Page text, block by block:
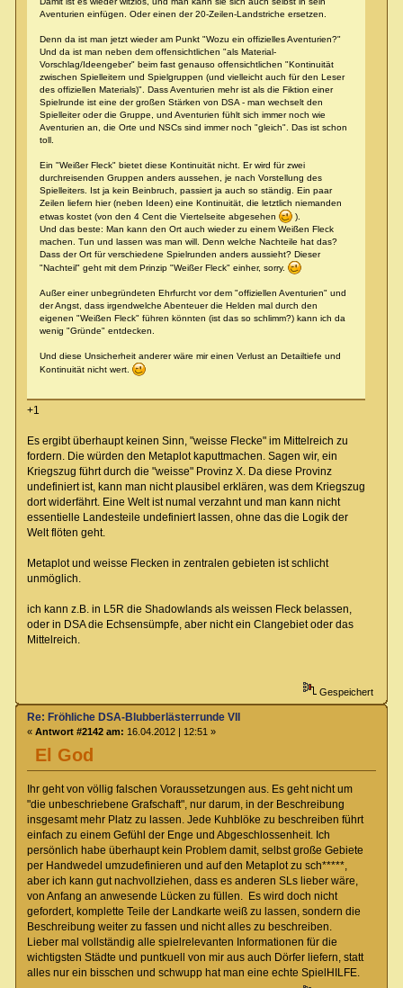
Aventurien einfügen. Oder einen der 20-Zeilen-Landstriche ersetzen.
Denn da ist man jetzt wieder am Punkt "Wozu ein offizielles Aventurien?"
Und da ist man neben dem offensichtlichen "als Material-
Vorschlag/Ideengeber" beim fast genauso offensichtlichen "Kontinuität
zwischen Spielleitern und Spielgruppen (und vielleicht auch für den Leser
des offiziellen Materials)". Dass Aventurien mehr ist als die Fiktion einer
Spielrunde ist eine der großen Stärken von DSA - man wechselt den
Spielleiter oder die Gruppe, und Aventurien fühlt sich immer noch wie
Aventurien an, die Orte und NSCs sind immer noch "gleich". Das ist schon
toll.
Ein "Weißer Fleck" bietet diese Kontinuität nicht. Er wird für zwei
durchreisenden Gruppen anders aussehen, je nach Vorstellung des
Spielleiters. Ist ja kein Beinbruch, passiert ja auch so ständig. Ein paar
Zeilen liefern hier (neben Ideen) eine Kontinuität, die letztlich niemanden
etwas kostet (von den 4 Cent die Viertelseite abgesehen
).
Und das beste: Man kann den Ort auch wieder zu einem Weißen Fleck
machen. Tun und lassen was man will. Denn welche Nachteile hat das?
Dass der Ort für verschiedene Spielrunden anders aussieht? Dieser
"Nachteil" geht mit dem Prinzip "Weißer Fleck" einher, sorry.
Außer einer unbegründeten Ehrfurcht vor dem "offiziellen Aventurien" und
der Angst, dass irgendwelche Abenteuer die Helden mal durch den
eigenen "Weißen Fleck" führen könnten (ist das so schlimm?) kann ich da
wenig "Gründe" entdecken.
Und diese Unsicherheit anderer wäre mir einen Verlust an Detailtiefe und
Kontinuität nicht wert.
+1
Es ergibt überhaupt keinen Sinn, "weisse Flecke" im Mittelreich zu
fordern. Die würden den Metaplot kaputtmachen. Sagen wir, ein
Kriegszug führt durch die "weisse" Provinz X. Da diese Provinz
undefiniert ist, kann man nicht plausibel erklären, was dem Kriegszug
dort widerfährt. Eine Welt ist numal verzahnt und man kann nicht
essentielle Landesteile undefiniert lassen, ohne das die Logik der
Welt flöten geht.
Metaplot und weisse Flecken in zentralen gebieten ist schlicht
unmöglich.
ich kann z.B. in L5R die Shadowlands als weissen Fleck belassen,
oder in DSA die Echsensümpfe, aber nicht ein Clangebiet oder das
Mittelreich.
Gespeichert
El God
Re: Fröhliche DSA-Blubberlästerrunde VII
« Antwort #2142 am: 16.04.2012 | 12:51 »
Ihr geht von völlig falschen Voraussetzungen aus. Es geht nicht um
"die unbeschriebene Grafschaft", nur darum, in der Beschreibung
insgesamt mehr Platz zu lassen. Jede Kuhblöke zu beschreiben führt
einfach zu einem Gefühl der Enge und Abgeschlossenheit. Ich
persönlich habe überhaupt kein Problem damit, selbst große Gebiete
per Handwedel umzudefinieren und auf den Metaplot zu sch*****,
aber ich kann gut nachvollziehen, dass es anderen SLs lieber wäre,
von Anfang an anwesende Lücken zu füllen. Es wird doch nicht
gefordert, komplette Teile der Landkarte weiß zu lassen, sondern die
Beschreibung weiter zu fassen und nicht alles zu beschreiben.
Lieber mal vollständig alle spielrelevanten Informationen für die
wichtigsten Städte und puntkuell von mir aus auch Dörfer liefern, statt
alles nur ein bisschen und schwupp hat man eine echte SpielHILFE.